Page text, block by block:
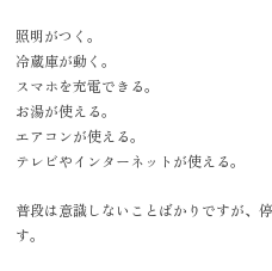
照明がつく。
冷蔵庫が動く。
スマホを充電できる。
お湯が使える。
エアコンが使える。
テレビやインターネットが使える。
普段は意識しないことばかりですが、
す。